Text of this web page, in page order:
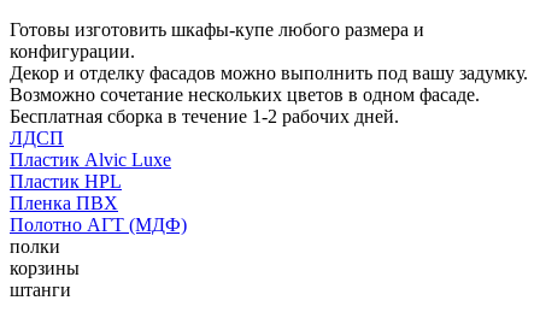
Готовы изготовить шкафы-купе любого размера и
конфигурации.
Декор и отделку фасадов можно выполнить под вашу задумку.
Возможно сочетание нескольких цветов в одном фасаде.
Бесплатная сборка в течение 1-2 рабочих дней.
ЛДСП
Пластик Alvic Luxe
Пластик HPL
Пленка ПВХ
Полотно АГТ (МДФ)
полки
корзины
штанги